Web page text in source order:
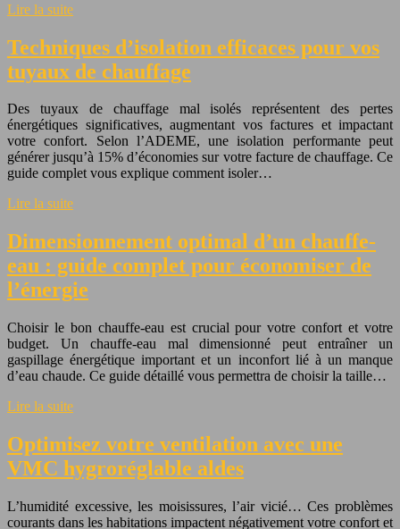
Lire la suite
Techniques d’isolation efficaces pour vos
tuyaux de chauffage
Des tuyaux de chauffage mal isolés représentent des pertes
énergétiques significatives, augmentant vos factures et impactant
votre confort. Selon l’ADEME, une isolation performante peut
générer jusqu’à 15% d’économies sur votre facture de chauffage. Ce
guide complet vous explique comment isoler…
Lire la suite
Dimensionnement optimal d’un chauffe-
eau : guide complet pour économiser de
l’énergie
Choisir le bon chauffe-eau est crucial pour votre confort et votre
budget. Un chauffe-eau mal dimensionné peut entraîner un
gaspillage énergétique important et un inconfort lié à un manque
d’eau chaude. Ce guide détaillé vous permettra de choisir la taille…
Lire la suite
Optimisez votre ventilation avec une
VMC hygroréglable aldes
L’humidité excessive, les moisissures, l’air vicié… Ces problèmes
courants dans les habitations impactent négativement votre confort et